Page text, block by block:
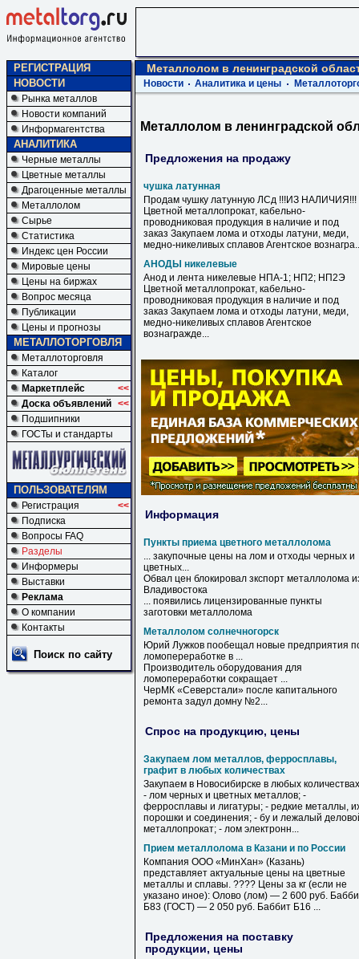
РЕГИСТРАЦИЯ
НОВОСТИ
Рынка металлов
Новости компаний
Информагентства
АНАЛИТИКА
Черные металлы
Цветные металлы
Драгоценные металлы
Металлолом
Сырье
Статистика
Индекс цен России
Мировые цены
Цены на биржах
Вопрос месяца
Публикации
Цены и прогнозы
МЕТАЛЛОТОРГОВЛЯ
Металлоторговля
Каталог
Маркетплейс
<<
Доска объявлений <<
Подшипники
ГОСТы и стандарты
ПОЛЬЗОВАТЕЛЯМ
Регистрация
<<
Подписка
Вопросы FAQ
Разделы
Информеры
Выставки
Реклама
О компании
Контакты
Поиск по сайту
Металлолом в ленинградской
Новости Аналитика и цены
Металлолом в ленинградской
Предложения на продажу
чушка латунная
Продам чушку латунную ЛСд !!!ИЗ НАЛИЧИЯ!!!
Цветной металлопрокат, кабельно-
проводниковая продукция в наличие и под
заказ Закупаем лома и отходы латуни, меди,
медно-никеливых сплавов Агентское
АНОДЫ никелевые
Анод и лента никелевые НПА-1; НП2; НП2Э
Цветной металлопрокат, кабельно-
проводниковая продукция в наличие и под
заказ Закупаем лома и отходы латуни, меди,
медно-никеливых сплавов Агентское
вознагражде...
Информация
Пункты приема цветного металлолома
... закупочные цены на лом и отходы черных и
цветных...
Обвал цен блокировал зкспорт металлолома
Владивостока
... появились лицензированные пункты
заготовки металлолома
Металлолом солнечногорск
Юрий Лужков пообещал новые предприятия
ломопереработке в ...
Производитель оборудования для
ломопереработки сокращает ...
ЧерМК «Северстали» после капитального
ремонта задул домну №2...
Спрос на продукцию, цены
Закупаем лом металлов, ферросплавы,
графит в любых количествах
Закупаем в Новосибирске в любых
- лом черных и цветных металлов; -
ферросплавы и лигатуры; - редкие металлы,
порошки и соединения; - бу и лежалый
металлопрокат; - лом электронн...
Прием металлолома в Казани и по России
Компания ООО «МинХан» (Казань)
представляет актуальные цены на цветные
металлы и сплавы. ???? Цены за кг (если не
указано иное): Олово (лом) — 2 600 руб.
Б83 (ГОСТ) — 2 050 руб. Баббит Б16 ...
Предложения на поставку
продукции, цены